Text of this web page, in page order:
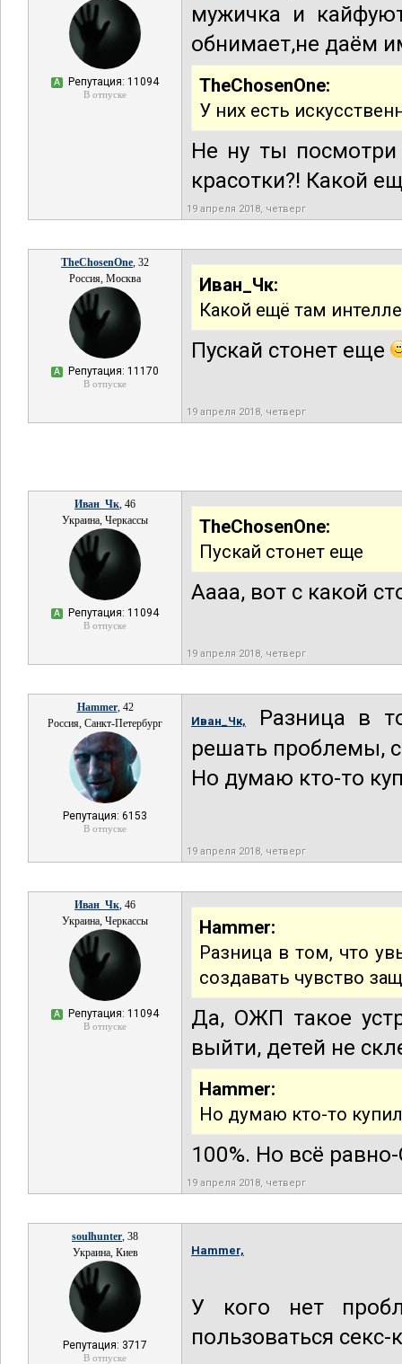
А Репутация: 11094
В отпуске
мужичка и
обнимает,не даём
TheChosenOne:
У них есть
Не ну ты посмотри
красотки?! Какой
19 апреля 2018, четверг
TheChosenOne, 32
Россия, Москва
А Репутация: 11170
В отпуске
Иван_Чк:
Какой ещё там
Пускай стонет еще
19 апреля 2018, четверг
Иван_Чк, 46
Украина, Черкассы
А Репутация: 11094
В отпуске
TheChosenOne:
Пускай стонет еще
Аааа, вот с какой
19 апреля 2018, четверг
Hammer, 42
Россия, Санкт-Петербург
Репутация: 6153
В отпуске
Иван_Чк,
Разница в
решать проблемы,
Но думаю кто-то
19 апреля 2018, четверг
Иван_Чк, 46
Украина, Черкассы
А Репутация: 11094
В отпуске
Hammer:
Разница в том, что
создавать чувство
Да, ОЖП такое
выйти, детей не
Hammer:
Но думаю кто-то
100%. Но всё
19 апреля 2018, четверг
soulhunter, 38
Украина, Киев
Репутация: 3717
В отпуске
Hammer,
У кого нет
пользоваться